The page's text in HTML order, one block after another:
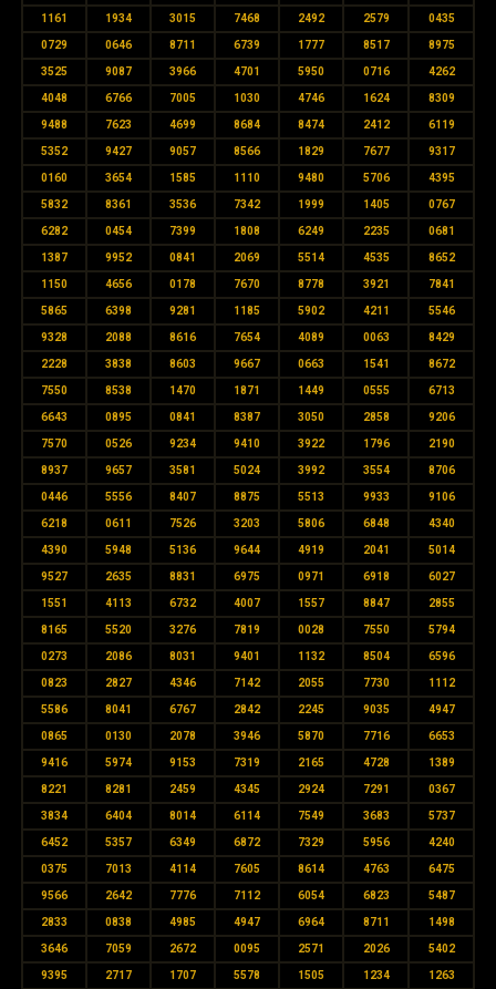
1161 1934 3015 7468 2492 2579 0435
0729 0646 8711 6739 1777 8517 8975
3525 9087 3966 4701 5950 0716 4262
4048 6766 7005 1030 4746 1624 8309
9488 7623 4699 8684 8474 2412 6119
5352 9427 9057 8566 1829 7677 9317
0160 3654 1585 1110 9480 5706 4395
5832 8361 3536 7342 1999 1405 0767
6282 0454 7399 1808 6249 2235 0681
1387 9952 0841 2069 5514 4535 8652
1150 4656 0178 7670 8778 3921 7841
5865 6398 9281 1185 5902 4211 5546
9328 2088 8616 7654 4089 0063 8429
2228 3838 8603 9667 0663 1541 8672
7550 8538 1470 1871 1449 0555 6713
6643 0895 0841 8387 3050 2858 9206
7570 0526 9234 9410 3922 1796 2190
8937 9657 3581 5024 3992 3554 8706
0446 5556 8407 8875 5513 9933 9106
6218 0611 7526 3203 5806 6848 4340
4390 5948 5136 9644 4919 2041 5014
9527 2635 8831 6975 0971 6918 6027
1551 4113 6732 4007 1557 8847 2855
8165 5520 3276 7819 0028 7550 5794
0273 2086 8031 9401 1132 8504 6596
0823 2827 4346 7142 2055 7730 1112
5586 8041 6767 2842 2245 9035 4947
0865 0130 2078 3946 5870 7716 6653
9416 5974 9153 7319 2165 4728 1389
8221 8281 2459 4345 2924 7291 0367
3834 6404 8014 6114 7549 3683 5737
6452 5357 6349 6872 7329 5956 4240
0375 7013 4114 7605 8614 4763 6475
9566 2642 7776 7112 6054 6823 5487
2833 0838 4985 4947 6964 8711 1498
3646 7059 2672 0095 2571 2026 5402
9395 2717 1707 5578 1505 1234 1263